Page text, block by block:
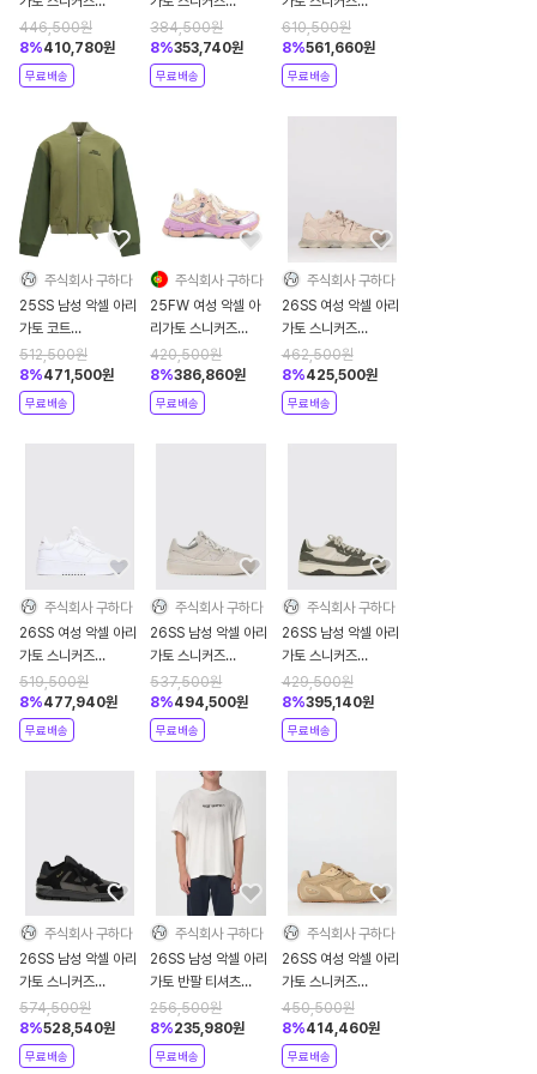
F3546001 White
446,500원
8%410,780원
무료배송
F3032001 WHITE
GUM
384,500원
8%353,740원
무료배송
F1078004 Beige
610,500원
8%561,660원
무료배송
주식회사 구하다
25SS 남성 악셀 아리
가토 코트
9998238646558
DIVERS
512,500원
8%471,500원
무료배송
주식회사 구하다
25FW 여성 악셀 아
리가토 스니커즈
F3202001 Silver
420,500원
8%386,860원
무료배송
주식회사 구하다
26SS 여성 악셀 아리
가토 스니커즈
F3490004 Pink
462,500원
8%425,500원
무료배송
주식회사 구하다
26SS 여성 악셀 아리
가토 스니커즈
F1284001 White
519,500원
8%477,940원
무료배송
주식회사 구하다
26SS 남성 악셀 아리
가토 스니커즈
F3559002 Grey
537,500원
8%494,500원
무료배송
주식회사 구하다
26SS 남성 악셀 아리
가토 스니커즈
F3906003 Beige
429,500원
8%395,140원
무료배송
주식회사 구하다
26SS 남성 악셀 아리
가토 스니커즈
F3592001 Black
574,500원
8%528,540원
무료배송
주식회사 구하다
26SS 남성 악셀 아리
가토 반팔 티셔츠
A3543002 White
256,500원
8%235,980원
무료배송
주식회사 구하다
26SS 여성 악셀 아리
가토 스니커즈
F3925003 Beige
450,500원
8%414,460원
무료배송